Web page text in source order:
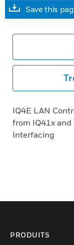
Save this
IQ4E LAN
from IQ41x
Interfacing
PRODUITS